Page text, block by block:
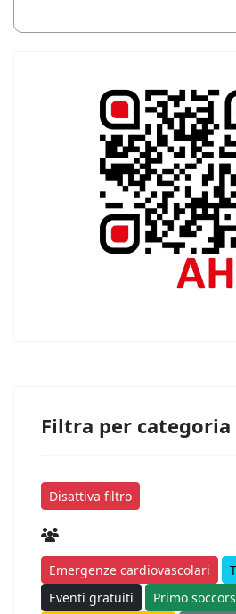
Filtra per categoria
Disattiva filtro
Emergenze cardiovascolari
Eventi gratuiti
Primo